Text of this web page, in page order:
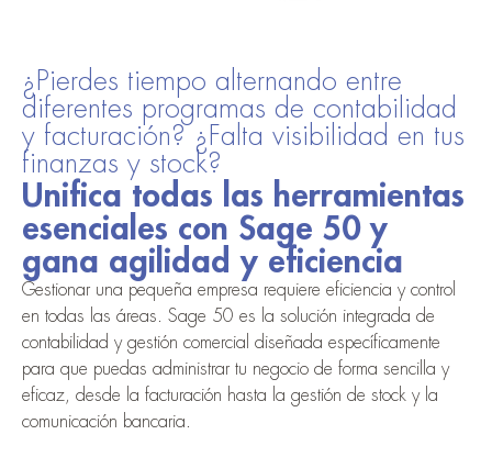
¿Pierdes tiempo alternando entre
diferentes programas de contabilidad
y facturación? ¿Falta visibilidad en tus
finanzas y stock?
Unifica todas las herramientas
esenciales con Sage 50 y
gana agilidad y eficiencia
Gestionar una pequeña empresa requiere eficiencia y control
en todas las áreas. Sage 50 es la solución integrada de
contabilidad y gestión comercial diseñada específicamente
para que puedas administrar tu negocio de forma sencilla y
eficaz, desde la facturación hasta la gestión de stock y la
comunicación bancaria.